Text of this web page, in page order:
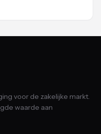
voor de zakelijke markt.
waarde aan